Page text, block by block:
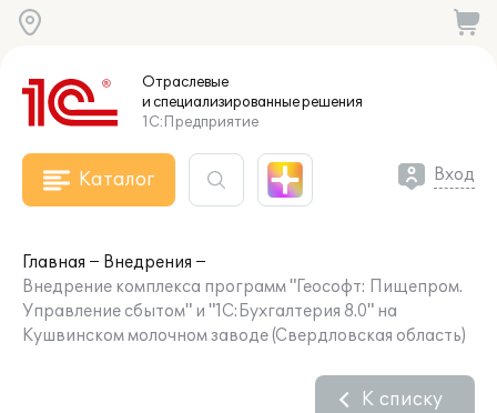
Отраслевые
и специализированныерешения
1С:Предприятие
Каталог Вход
Главная
Внедрения
Внедрение комплекса программ "Геософт: Пищепром.
Управление сбытом" и "1С:Бухгалтерия 8.0" на
Кушвинском молочном заводе (Свердловская область)
К списку